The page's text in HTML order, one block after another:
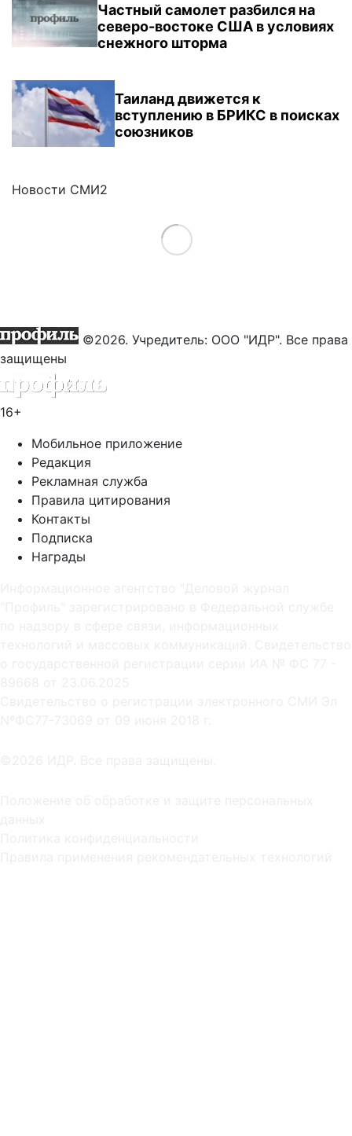
Частный самолет разбился на
северо-востоке США в условиях
снежного шторма
Таиланд движется к
вступлению в БРИКС в поисках
союзников
Новости СМИ2
Load More
©2026. Учредитель: ООО "ИДР". Все права
защищены
16+
Мобильное приложение
Редакция
Рекламная служба
Правила цитирования
Контакты
Подписка
Награды